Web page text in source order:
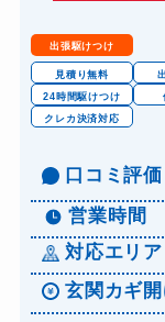
出張駆けつけ
見積り無料
24時間駆けつけ
クレカ決済対応
口コミ評価
営業時間
対応エリア
玄関カギ